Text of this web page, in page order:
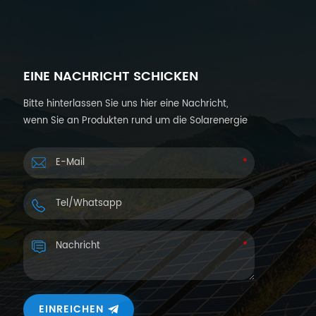
EINE NACHRICHT SCHICKEN
Bitte hinterlassen Sie uns hier eine Nachricht,
wenn Sie an Produkten rund um die Solarenergie
wünschen. Wir werden Ihnen innerhalb von 24
Stunden antworten.
EINREICHEN